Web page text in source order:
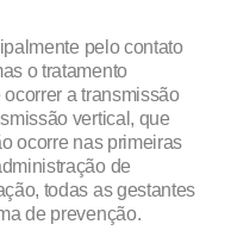
pelo contato
o tratamento
a transmissão
vertical, que
ocorre nas primeiras
de
todas as gestantes
de prevenção.